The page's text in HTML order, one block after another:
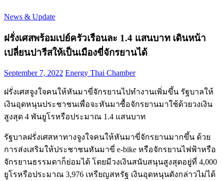
News & Update
ฝรั่งเศสพร้อมเปย์ครัวเรือนละ 1.4 แสนบาท เดินหน้า
เปลี่ยนปารีสให้เป็นเมืองขี่จักรยานได้
September 7, 2022 Energy Thai Chamber
ฝรั่งเศสจูงใจคนให้หันมาขี่จักรยานไปทำงานเพิ่มขึ้น รัฐบาลให้
เงินอุดหนุนประชาชนเพื่อจะหันมาซื้อจักรยานมาใช้ด้วยวงเงิน
สูงสุด 4 พันยูโรหรือประมาณ 1.4 แสนบาท
รัฐบาลฝรั่งเศสหาทางจูงใจคนให้หันมาขี่จักรยานมากขึ้น ด้วย
การส่งเสริมให้ประชาชนหันมาขี่ e-bike หรือจักรยานไฟฟ้าหรือ
จักรยานธรรมดาก็ย่อมได้ โดยมีวงเงินสนับสนุนสูงสุดอยู่ที่ 4,000
ยูโรหรือประมาณ 3,976 เหรียญสหรัฐ เงินอุดหนุนดังกล่าวไม่ได้